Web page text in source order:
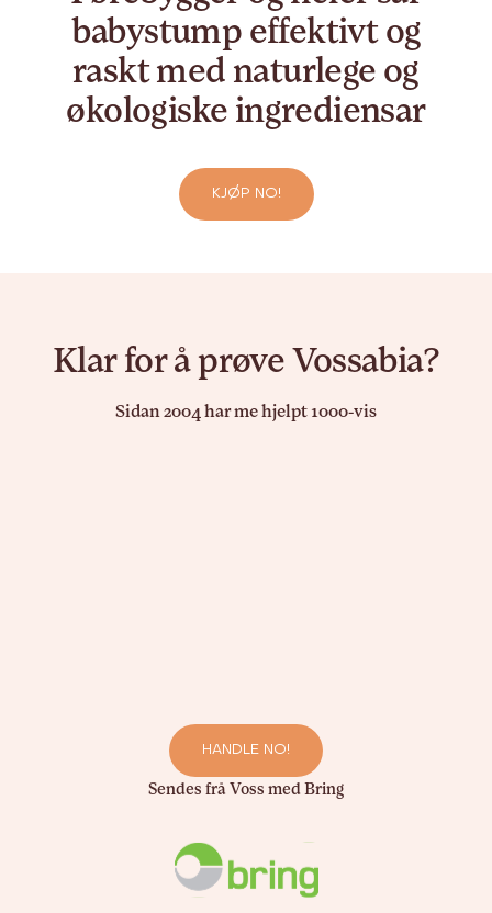
babystump effektivt og
raskt med naturlege og
økologiske ingrediensar
KJØP NO!
Sidan 2004 har me hjelpt 1000-vis
Klar for å prøve Vossabia?
HANDLE NO!
Sendes frå Voss med Bring